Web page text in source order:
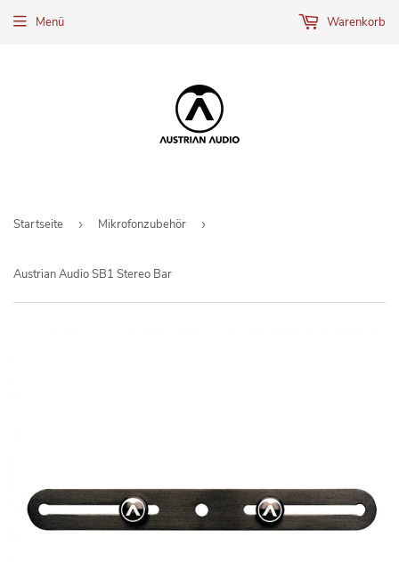
Menü Warenkorb
Startseite › Mikrofonzubehör ›
Austrian Audio SB1 Stereo Bar